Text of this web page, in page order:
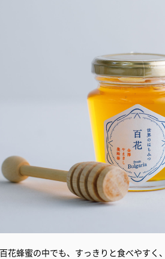
花蜂蜜の中でも、すっきりと食べやすく